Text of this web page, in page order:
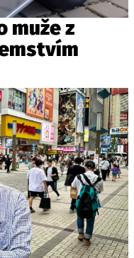
muže z